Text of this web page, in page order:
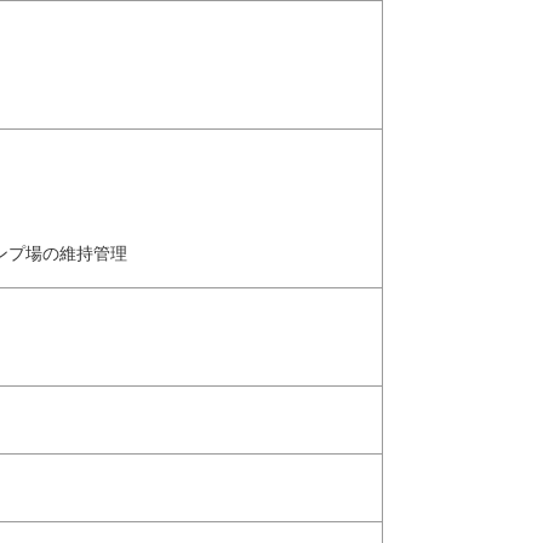
プ場の維持管理